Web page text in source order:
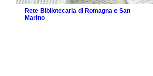
Rete Bibliotecaria di Romagna e San
Marino